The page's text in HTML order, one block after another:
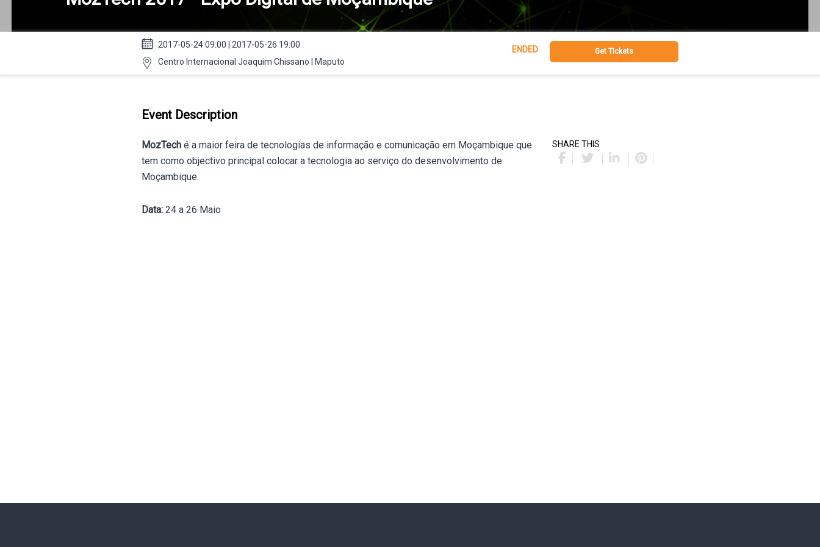
2017-05-24 09:00 | 2017-05-26 19:00
Centro Internacional Joaquim Chissano | Maputo
ENDED Get Tickets
Event Description
MozTech é a maior feira de tecnologias de informação e comunicação em Moçambique que
tem como objectivo principal colocar a tecnologia ao serviço do desenvolvimento de
Moçambique.
Data: 24 a 26 Maio
SHARE THIS